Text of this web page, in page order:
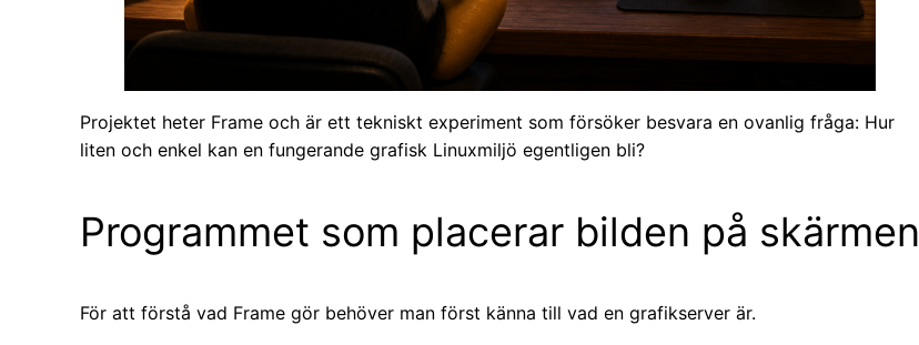
Projektet heter Frame och är ett tekniskt experiment som försöker besvara en ovanlig fråga: Hur
liten och enkel kan en fungerande grafisk Linuxmiljö egentligen bli?
Programmet som placerar bilden på skärmen
För att förstå vad Frame gör behöver man först känna till vad en grafikserver är.